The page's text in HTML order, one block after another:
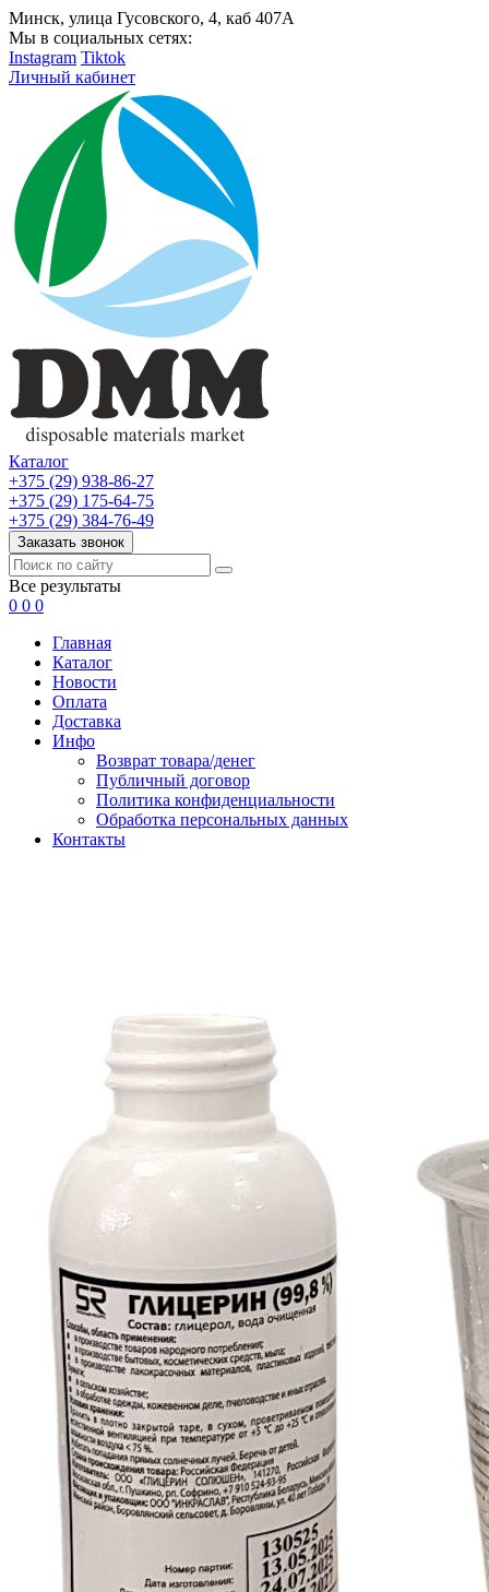
Минск, улица Гусовского, 4, каб 407А
Мы в социальных сетях:
Instagram Tiktok
Личный кабинет
Каталог
+375 (29) 938-86-27
+375 (29) 175-64-75
+375 (29) 384-76-49
Заказать звонок
Все результаты
0 0 0
Главная
Каталог
Новости
Оплата
Доставка
Инфо
Возврат товара/денег
Публичный договор
Политика конфиденциальности
Обработка персональных данных
Контакты